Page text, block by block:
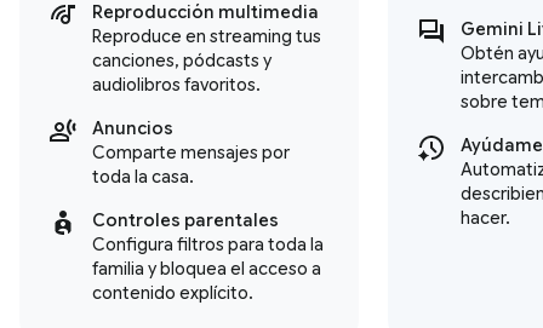
Reproducción multimedia
Reproduce en streaming tus
canciones, pódcasts y
audiolibros favoritos.
Anuncios
Comparte mensajes por
toda la casa.
Controles parentales
Configura filtros para toda la
familia y bloquea el acceso a
contenido explícito.
Gemini
Obtén
sobre
hacer.